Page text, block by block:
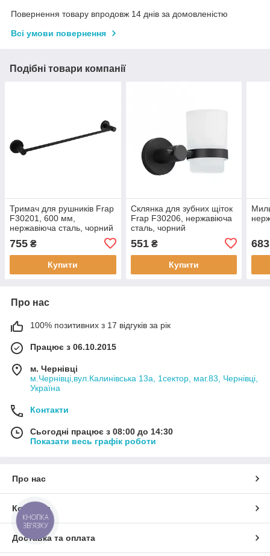
Повернення товару впродовж 14 днів за домовленістю
Всі умови повернення
Подібні товари компанії
Тримач для рушників Frap
F30201, 600 мм,
нержавіюча сталь, чорний
755 ₴
Купити
Склянка для зубних щіток
Frap F30206, нержавіюча
сталь, чорний
551₴
Купити
683
Про нас
100% позитивних з 17 відгуків за рік
Працює з 06.10.2015
м. Чернівці
м.Чернівці,вул.Калинівська 13а, 1сектор, маг.83, Чернівці,
Україна
Контакти
Сьогодні працює з 08:00 до 14:30
Показати весь графік роботи
Про нас
Контакти
Доставка та оплата
КНОПКА
ЗВ'ЯЗКУ